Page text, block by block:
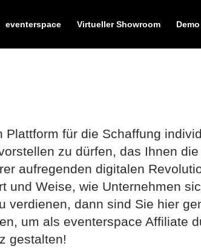
eventerspace Virtueller Showroom Demo
für die Schaffung
zu dürfen, das Ihnen
aufregenden digitalen
und Weise, wie Unternehmen
verdienen, dann sind Sie hier
um als eventerspace Affiliate
gestalten!